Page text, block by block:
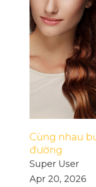
Cùng nhau
đường
Super User
Apr 20, 2026